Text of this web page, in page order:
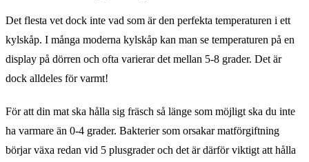
Det flesta vet dock inte vad som är den perfekta temperaturen i ett
kylskåp. I många moderna kylskåp kan man se temperaturen på en
display på dörren och ofta varierar det mellan 5-8 grader. Det är
dock alldeles för varmt!
För att din mat ska hålla sig fräsch så länge som möjligt ska du inte
ha varmare än 0-4 grader. Bakterier som orsakar matförgiftning
börjar växa redan vid 5 plusgrader och det är därför viktigt att hålla